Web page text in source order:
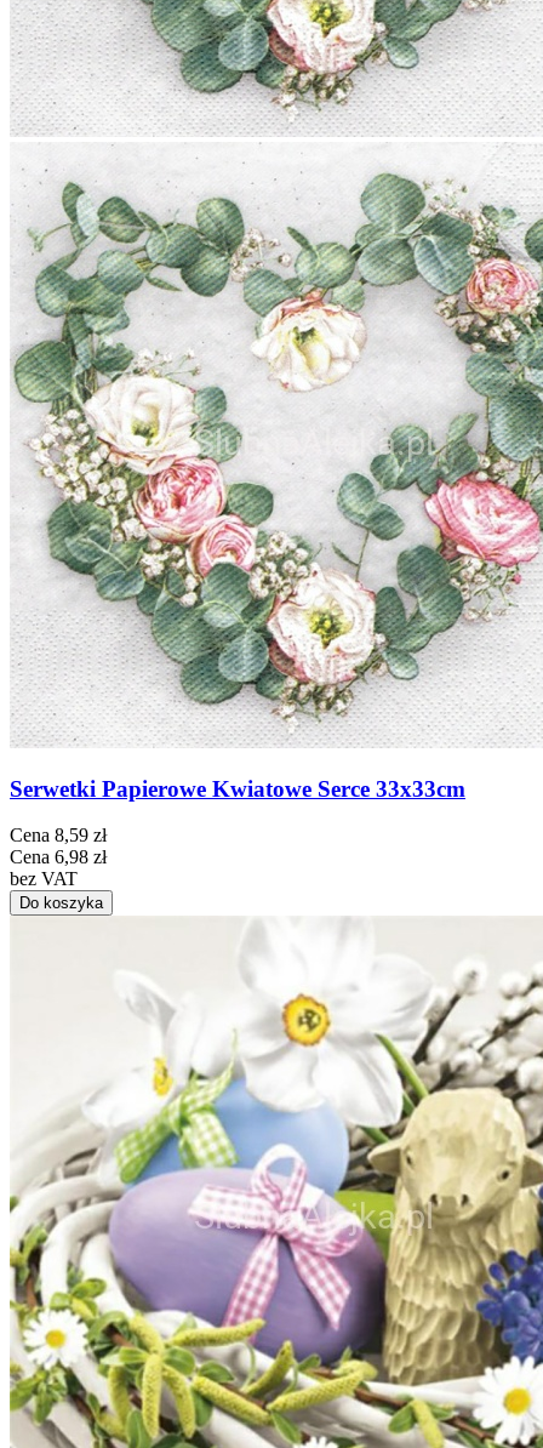
Serwetki Papierowe Kwiatowe Serce 33x33cm
Cena 8,59 zł
Cena 6,98 zł
bez VAT
Do koszyka